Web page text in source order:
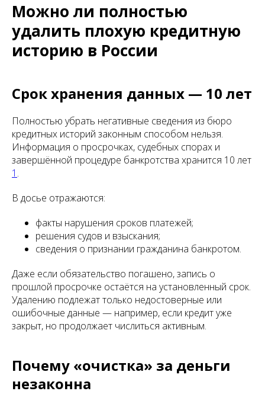
Можно ли полностью
удалить плохую кредитную
историю в России
Срок хранения данных — 10 лет
Полностью убрать негативные сведения из бюро
кредитных историй законным способом нельзя.
Информация о просрочках, судебных спорах и
завершённой процедуре банкротства хранится 10 лет
1 .
В досье отражаются:
факты нарушения сроков платежей;
решения судов и взыскания;
сведения о признании гражданина банкротом.
Даже если обязательство погашено, запись о
прошлой просрочке остаётся на установленный срок.
Удалению подлежат только недостоверные или
ошибочные данные — например, если кредит уже
закрыт, но продолжает числиться активным.
Почему «очистка» за деньги
незаконна